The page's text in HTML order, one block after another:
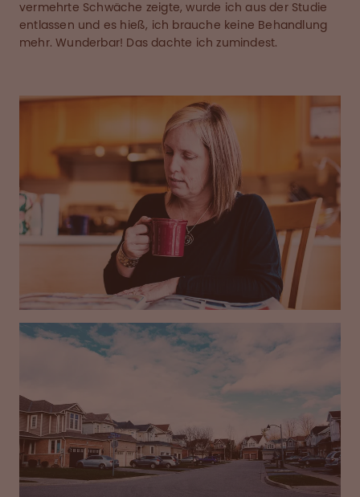
vermehrte Schwäche zeigte, wurde ich aus der Studie
entlassen und es hieß, ich brauche keine Behandlung
mehr. Wunderbar! Das dachte ich zumindest.